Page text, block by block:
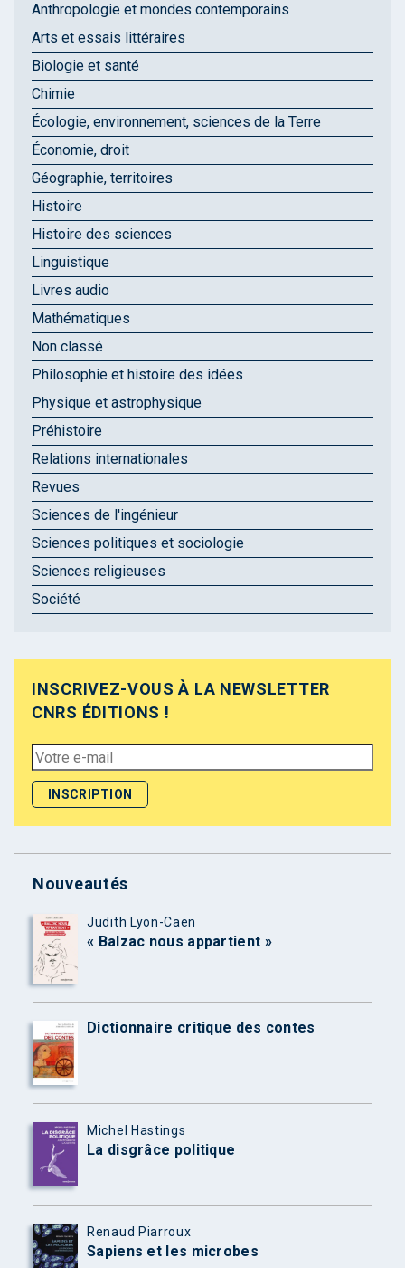
Anthropologie et mondes contemporains
Arts et essais littéraires
Biologie et santé
Chimie
Écologie, environnement, sciences de la Terre
Économie, droit
Géographie, territoires
Histoire
Histoire des sciences
Linguistique
Livres audio
Mathématiques
Non classé
Philosophie et histoire des idées
Physique et astrophysique
Préhistoire
Relations internationales
Revues
Sciences de l'ingénieur
Sciences politiques et sociologie
Sciences religieuses
Société
INSCRIVEZ-VOUS À LA NEWSLETTER
CNRS ÉDITIONS !
Nouveautés
Judith Lyon-Caen
« Balzac nous appartient »
Dictionnaire critique des contes
Michel Hastings
La disgrâce politique
Renaud Piarroux
Sapiens et les microbes